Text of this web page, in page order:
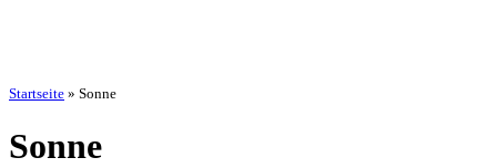
Startseite » Sonne
Sonne